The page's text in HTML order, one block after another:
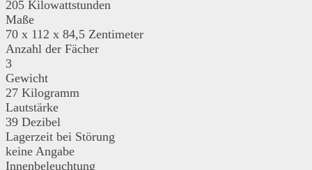
205 Kilowattstunden
Maße
‎70 x 112 x 84,5 Zentimeter
Anzahl der Fächer
3
Gewicht
27 Kilogramm
Lautstärke
39 Dezibel
Lagerzeit bei Störung
keine Angabe
Innenbeleuchtung